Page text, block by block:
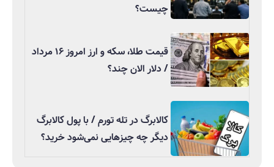
چیست؟
قیمت طلا، سکه و ارز امروز ۱۶ مرداد
/ دلار الان چند؟
کالابرگ در تله تورم / با پول کالابرگ
دیگر چه چیزهایی نمی‌شود خرید؟